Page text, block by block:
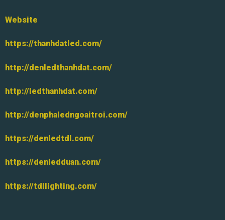
Website
https://thanhdatled.com/
http://denledthanhdat.com/
http://ledthanhdat.com/
http://denphaledngoaitroi.com/
https://denledtdl.com/
https://denledduan.com/
https://tdllighting.com/